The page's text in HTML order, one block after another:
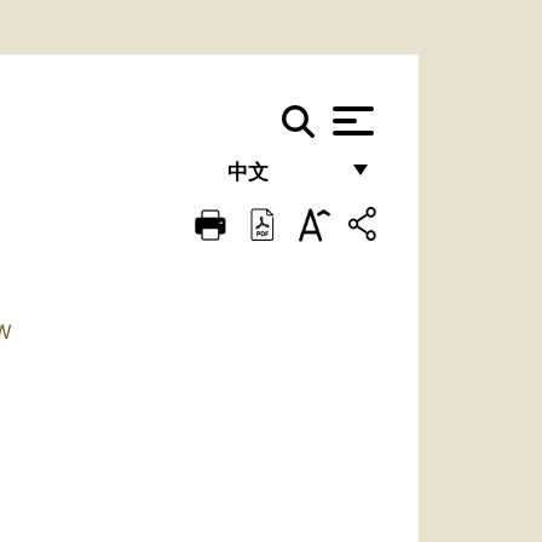
中文
FRANÇAIS